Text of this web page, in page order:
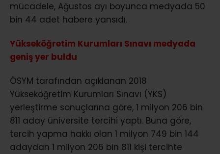
mücadele, Ağustos ayı boyunca medyada 50
bin 44 adet habere yansıdı.
Yükseköğretim Kurumları Sınavı medyada
geniş yer buldu
ÖSYM tarafından açıklanan 2018
Yükseköğretim Kurumları Sınavı (YKS)
yerleştirme sonuçlarına göre, 1 milyon 206 bin
811 aday üniversite tercihi yaptı. Buna göre,
tercih yapma hakkı olan 1 milyon 749 bin 144
adaydan 1 milyon 206 bin 811 kişi tercihte